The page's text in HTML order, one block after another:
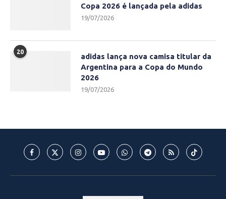
Copa 2026 é lançada pela adidas
19/07/2026
20
adidas lança nova camisa titular da
Argentina para a Copa do Mundo
2026
19/07/2026